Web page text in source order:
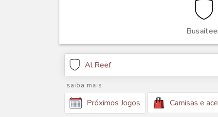
Al Reef
saiba mais:
Próximos Jogos Camisas e